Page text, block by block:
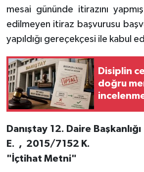
mesai gününde itirazını
edilmeyen itiraz başvurusu
yapıldığı gereçekçesi ile kabul
Disiplin
doğru
Danıştay 12. Daire
E. , 2015/7152 K.
"İçtihat Metni"